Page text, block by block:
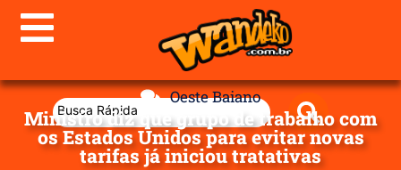
Oeste Baiano
Ministro diz que grupo de trabalho com
os Estados Unidos para evitar novas
tarifas já iniciou tratativas